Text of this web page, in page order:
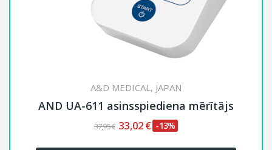
A&D MEDICAL, JAPAN
UA-611 asinsspiediena mērītājs
33,02 € -13%